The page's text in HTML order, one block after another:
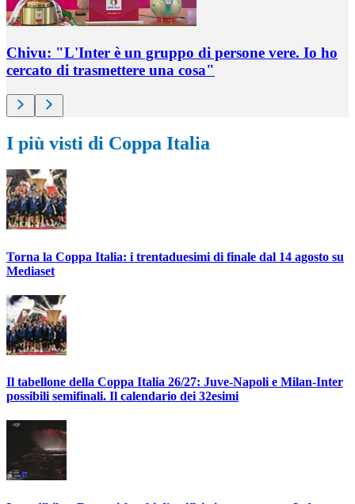
Chivu: "L'Inter è un gruppo di persone vere. Io ho
cercato di trasmettere una cosa"
I più visti di Coppa Italia
Torna la Coppa Italia: i trentaduesimi di finale dal 14 agosto su
Mediaset
Il tabellone della Coppa Italia 26/27: Juve-Napoli e Milan-Inter
possibili semifinali. Il calendario dei 32esimi